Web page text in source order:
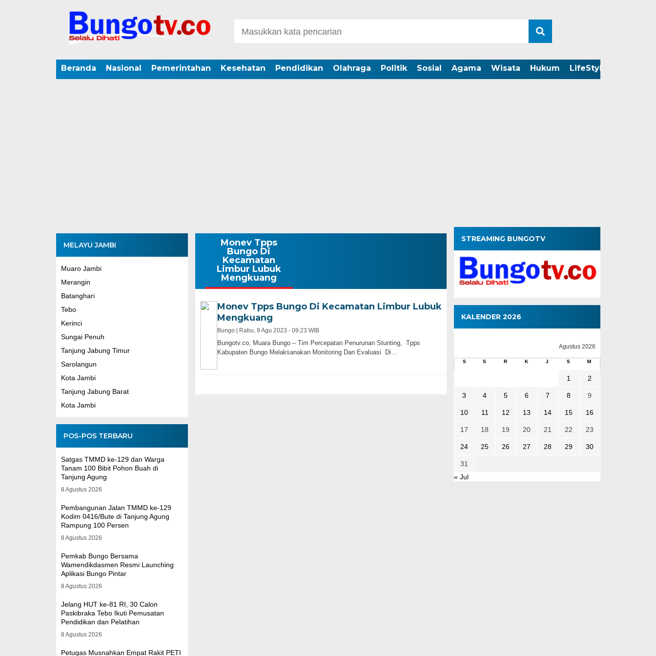
Beranda Nasional Pemerintahan Kesehatan Pendidikan Olahraga Politik Sosial Agama Wisata Hukum LifeStyle
MELAYU JAMBI
Muaro Jambi
Merangin
Batanghari
Tebo
Kerinci
Sungai Penuh
Tanjung Jabung Timur
Sarolangun
Kota Jambi
Tanjung Jabung Barat
Kota Jambi
POS-POS TERBARU
Satgas TMMD ke-129 dan Warga
Tanam 100 Bibit Pohon Buah di
Tanjung Agung
8 Agustus 2026
Pembangunan Jalan TMMD ke-129
Kodim 0416/Bute di Tanjung Agung
Rampung 100 Persen
8 Agustus 2026
Pemkab Bungo Bersama
Wamendikdasmen Resmi Launching
Aplikasi Bungo Pintar
8 Agustus 2026
Jelang HUT ke-81 RI, 30 Calon
Paskibraka Tebo Ikuti Pemusatan
Pendidikan dan Pelatihan
8 Agustus 2026
Petugas Musnahkan Empat Rakit PETI
Monev Tpps
Bungo Di
Kecamatan
Limbur Lubuk
Mengkuang
Monev Tpps Bungo Di Kecamatan Limbur Lubuk
Mengkuang
Bungo | Rabu, 9 Agu 2023 - 09:23 WIB
Bungotv.co, Muara Bungo – Tim Percepatan Penurunan Stunting, Tpps
Kabupaten Bungo Melaksanakan Monitoring Dan Evaluasi Di…
STREAMING BUNGOTV
KALENDER 2026
Agustus 2026
S S R K J S M
1 2
3 4 5 6 7 8 9
10 11 12 13 14 15 16
17 18 19 20 21 22 23
24 25 26 27 28 29 30
31
« Jul